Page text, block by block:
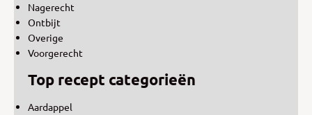
Nagerecht
Ontbijt
Overige
Voorgerecht
Top recept categorieën
Aardappel